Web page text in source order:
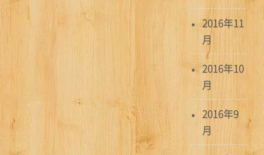
2016年11
月
2016年10
月
2016年9
月